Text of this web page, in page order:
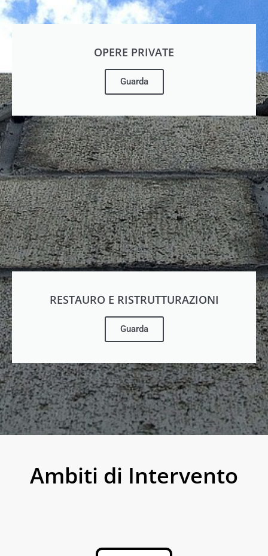
OPERE PRIVATE
Guarda
RESTAURO E RISTRUTTURAZIONI
Guarda
Ambiti di Intervento